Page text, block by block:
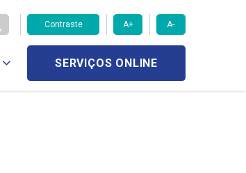
Contraste A+ A-
SERVIÇOS ONLINE